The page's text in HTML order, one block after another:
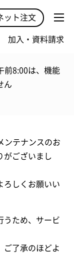
ット注文
加入・資料請求
前8:00は、機能
ん
ンテナンスのお
がございまし
ろしくお願いい
うため、サービ
ご了承のほどよ